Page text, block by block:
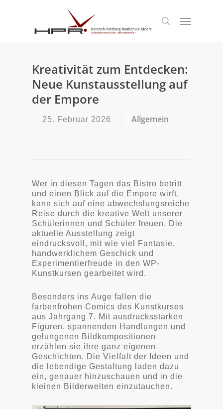
search
Menu
Kreativität zum Entdecken:
Neue Kunstausstellung auf
der Empore
25. Februar 2026 Allgemein
Wer in diesen Tagen das Bistro betritt
und einen Blick auf die Empore wirft,
kann sich auf eine abwechslungsreiche
Reise durch die kreative Welt unserer
Schülerinnen und Schüler freuen. Die
aktuelle Ausstellung zeigt
eindrucksvoll, mit wie viel Fantasie,
handwerklichem Geschick und
Experimentierfreude in den WP-
Kunstkursen gearbeitet wird.
Besonders ins Auge fallen die
farbenfrohen Comics des Kunstkurses
aus Jahrgang 7. Mit ausdrucksstarken
Figuren, spannenden Handlungen und
gelungenen Bildkompositionen
erzählen sie ihre ganz eigenen
Geschichten. Die Vielfalt der Ideen und
die lebendige Gestaltung laden dazu
ein, genauer hinzuschauen und in die
kleinen Bilderwelten einzutauchen.